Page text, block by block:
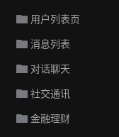
用户列表页
消息列表
对话聊天
社交通讯
金融理财